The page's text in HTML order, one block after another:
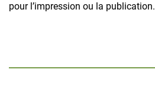
pour l’impression ou la publication.